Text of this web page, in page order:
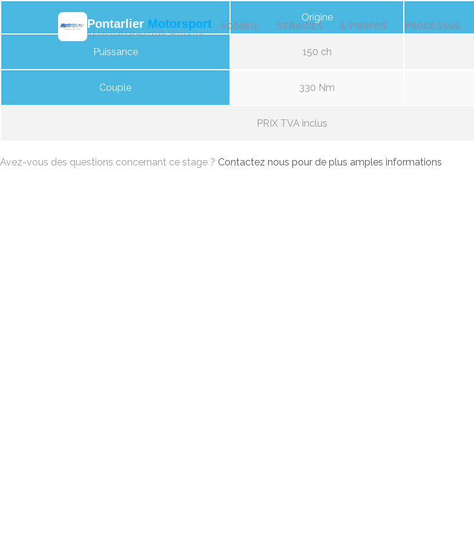
Pontarlier Motorsport
REPROGRAMMATION MOTEUR
ACCUEIL SERVICES À PROPOS PROCESSUS
Origine
Puissance 150 ch
Couple 330 Nm
PRIX TVA inclus
Avez-vous des questions concernant ce stage ? Contactez nous pour de plus amples informations